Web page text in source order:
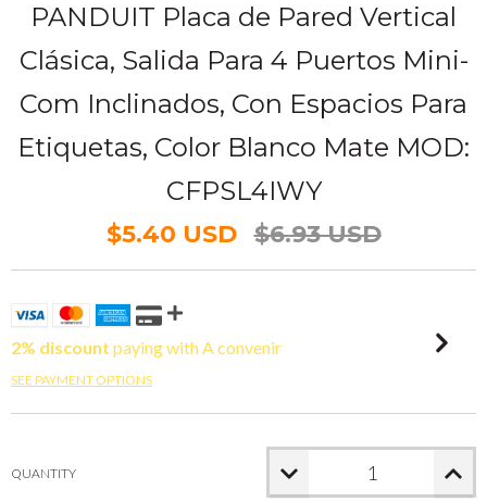
PANDUIT Placa de Pared Vertical
Clásica, Salida Para 4 Puertos Mini-
Com Inclinados, Con Espacios Para
Etiquetas, Color Blanco Mate MOD:
CFPSL4IWY
$5.40 USD $6.93 USD
2% discount paying with A convenir
SEE PAYMENT OPTIONS
QUANTITY